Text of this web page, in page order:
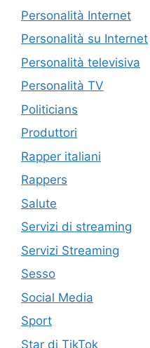
Personalità Internet
Personalità su Internet
Personalità televisiva
Personalità TV
Politicians
Produttori
Rapper italiani
Rappers
Salute
Servizi di streaming
Servizi Streaming
Sesso
Social Media
Sport
Star di TikTok